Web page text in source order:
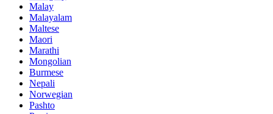
Malay
Malayalam
Maltese
Maori
Marathi
Mongolian
Burmese
Nepali
Norwegian
Pashto